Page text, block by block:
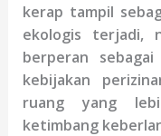
kerap tampil
ekologis terjadi,
berperan
kebijakan
ruang yang
ketimbang